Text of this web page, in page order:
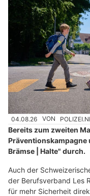
04.08.26 VON
Bereits zum zweiten
Präventionskampagne
Brämse | Halte" durch.
Auch der
der Berufsverband Les
für mehr Sicherheit